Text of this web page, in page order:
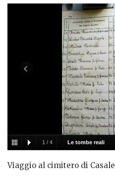
1 / 4 Le tombe reali
Viaggio al cimitero di Casale